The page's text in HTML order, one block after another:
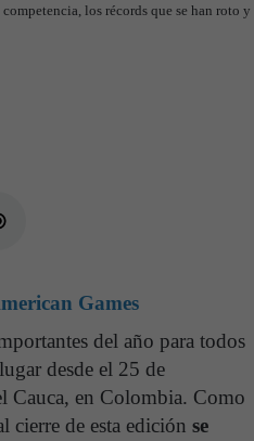
los récords que se han roto y
Games
del año para todos
desde el 25 de
Cauca, en Colombia. Como
cierre de esta edición se